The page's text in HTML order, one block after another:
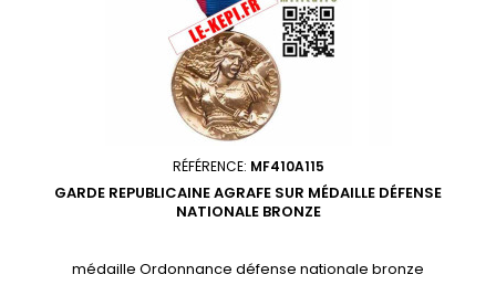
RÉFÉRENCE: MF410A115
GARDE REPUBLICAINE AGRAFE SUR MÉDAILLE DÉFENSE
NATIONALE BRONZE
médaille Ordonnance défense nationale bronze